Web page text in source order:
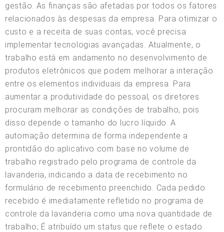
gestão. As finanças são afetadas por todos os fatores
relacionados às despesas da empresa. Para otimizar o
custo e a receita de suas contas, você precisa
implementar tecnologias avançadas. Atualmente, o
trabalho está em andamento no desenvolvimento de
produtos eletrônicos que podem melhorar a interação
entre os elementos individuais da empresa. Para
aumentar a produtividade do pessoal, os diretores
procuram melhorar as condições de trabalho, pois
disso depende o tamanho do lucro líquido. A
automação determina de forma independente a
prontidão do aplicativo com base no volume de
trabalho registrado pelo programa de controle da
lavanderia, indicando a data de recebimento no
formulário de recebimento preenchido. Cada pedido
recebido é imediatamente refletido no programa de
controle da lavanderia como uma nova quantidade de
trabalho; É atribuído um status que reflete o estado